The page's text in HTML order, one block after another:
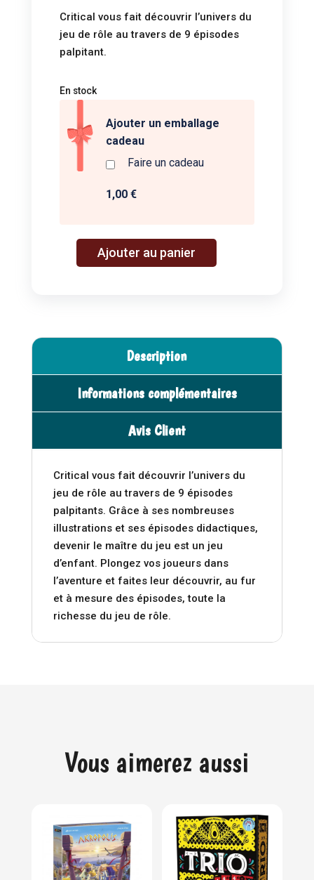
Critical vous fait découvrir l’univers du
jeu de rôle au travers de 9 épisodes
palpitant.
En stock
Ajouter un emballage
cadeau
Faire un cadeau
1,00 €
quantité
Ajouter au panier
l
n
i
Description
Informations complémentaires
Avis Client
Critical vous fait découvrir l’univers du
jeu de rôle au travers de 9 épisodes
palpitants. Grâce à ses nombreuses
illustrations et ses épisodes didactiques,
devenir le maître du jeu est un jeu
d’enfant. Plongez vos joueurs dans
l’aventure et faites leur découvrir, au fur
et à mesure des épisodes, toute la
richesse du jeu de rôle.
Vous aimerez aussi